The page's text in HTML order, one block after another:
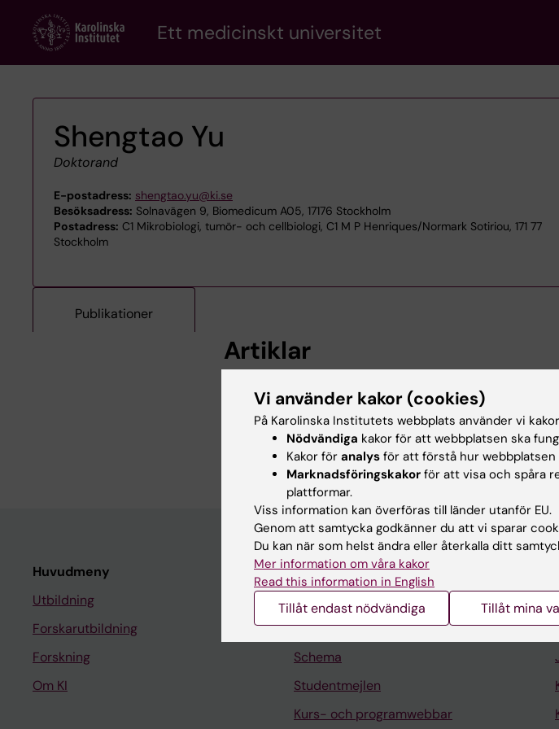
content
Ett medicinskt universitet
Shengtao Yu
Doktorand
E-postadress: shengtao.yu@ki.se
Besöksadress: Solnavägen 9, Biomedicum A05, 17176 Stockholm
Postadress: C1 Mikrobiologi, tumör- och cellbiologi, C1 M P Henriques/Normark Sotiriou, 171 77
Stockholm
Publikationer
Artiklar
ARTICLE:SYNTHETIC COMMUNICATIONS.
1,2,3-Triazole N(2)-chelated C-S coupling: Access
triazoles
Yu S; Liu Y; Wang J; Luo F; Cheng H; Jiang Y
Huvudmeny
Utbildning
Forskarutbildning
Forskning
Om KI
Student
Ladok
Canvas
Schema
Studentmejlen
Kurs- och programwebbar
Vi använder kakor (cookies)
På Karolinska Institutets webbplats använder vi
Nödvändiga kakor för att webbplatsen ska
Kakor för analys för att förstå hur webbplatsen
Marknadsföringskakor för att visa och spåra
plattformar.
Viss information kan överföras till länder utanför EU.
Genom att samtycka godkänner du att vi sparar
Du kan när som helst ändra eller återkalla ditt
Mer information om våra kakor
Read this information in English
Tillåt endast nödvändiga Tillåt mina